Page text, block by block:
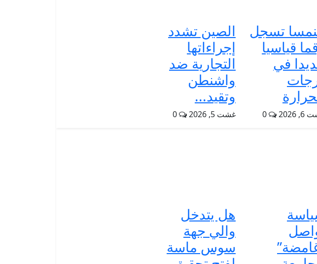
تسجل
قياسيا
في
2026
الصين تشدد
إجراءاتها
التجارية ضد
واشنطن
وتقيد...
غشت 5, 2026
هل يتدخل
والي جهة
سوس ماسة